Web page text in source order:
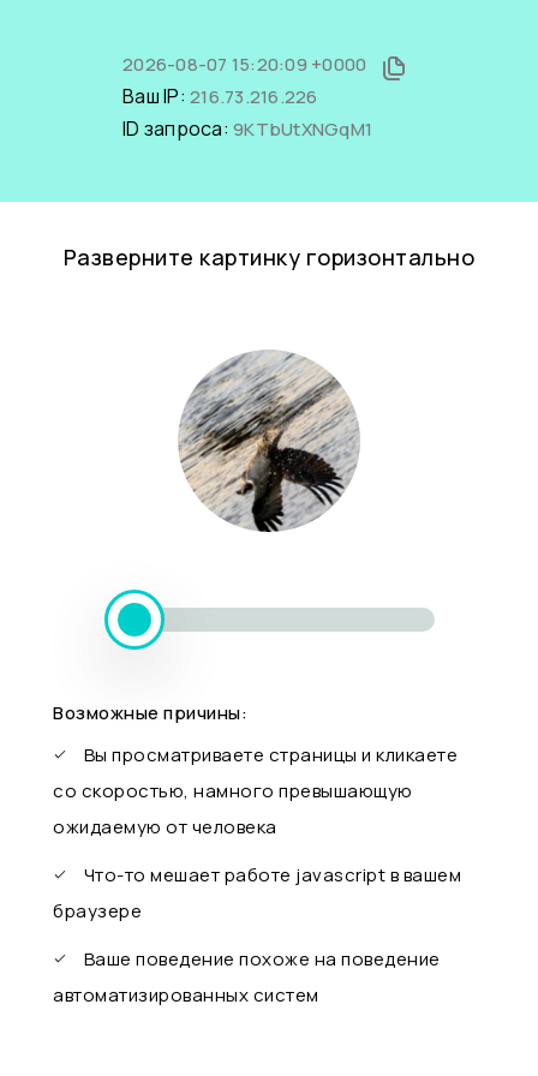
2026-08-07 15:20:09 +0000
Ваш IP: 216.73.216.226
ID запроса: 9KTbUtXNGqM1
Разверните картинку горизонтально
Возможные причины:
Вы просматриваете страницы и кликаете
со скоростью, намного превышающую
ожидаемую от человека
Что-то мешает работе javascript в вашем
браузере
Ваше поведение похоже на поведение
автоматизированных систем